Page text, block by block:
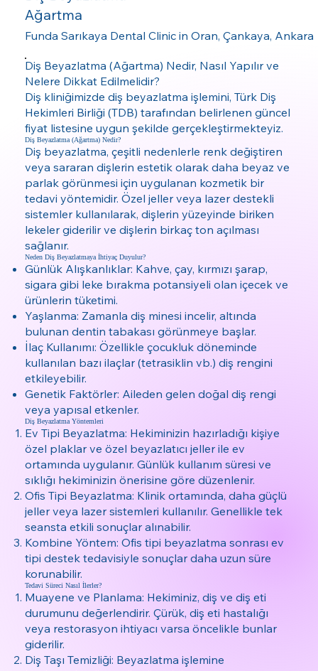
Funda Sarıkaya Dental Clinic in Oran, Çankaya, Ankara
Ağartma
Diş Beyazlatma (Ağartma) Nedir, Nasıl Yapılır ve
Nelere Dikkat Edilmelidir?
Diş kliniğimizde diş beyazlatma işlemini, Türk Diş
Hekimleri Birliği (TDB) tarafından belirlenen güncel
fiyat listesine uygun şekilde gerçekleştirmekteyiz.
Diş Beyazlatma (Ağartma) Nedir?
Diş beyazlatma, çeşitli nedenlerle renk değiştiren
veya sararan dişlerin estetik olarak daha beyaz ve
parlak görünmesi için uygulanan kozmetik bir
tedavi yöntemidir. Özel jeller veya lazer destekli
sistemler kullanılarak, dişlerin yüzeyinde biriken
lekeler giderilir ve dişlerin birkaç ton açılması
sağlanır.
Neden Diş Beyazlatmaya İhtiyaç Duyulur?
Günlük Alışkanlıklar: Kahve, çay, kırmızı şarap,
sigara gibi leke bırakma potansiyeli olan içecek ve
ürünlerin tüketimi.
Yaşlanma: Zamanla diş minesi incelir, altında
bulunan dentin tabakası görünmeye başlar.
İlaç Kullanımı: Özellikle çocukluk döneminde
kullanılan bazı ilaçlar (tetrasiklin vb.) diş rengini
etkileyebilir.
Genetik Faktörler: Aileden gelen doğal diş rengi
veya yapısal etkenler.
Diş Beyazlatma Yöntemleri
Ev Tipi Beyazlatma: Hekiminizin hazırladığı kişiye
özel plaklar ve özel beyazlatıcı jeller ile ev
ortamında uygulanır. Günlük kullanım süresi ve
sıklığı hekiminizin önerisine göre düzenlenir.
Ofis Tipi Beyazlatma: Klinik ortamında, daha güçlü
jeller veya lazer sistemleri kullanılır. Genellikle tek
seansta etkili sonuçlar alınabilir.
Kombine Yöntem: Ofis tipi beyazlatma sonrası ev
tipi destek tedavisiyle sonuçlar daha uzun süre
korunabilir.
Tedavi Süreci Nasıl İlerler?
Muayene ve Planlama: Hekiminiz, diş ve diş eti
durumunu değerlendirir. Çürük, diş eti hastalığı
veya restorasyon ihtiyacı varsa öncelikle bunlar
giderilir.
Diş Taşı Temizliği: Beyazlatma işlemine